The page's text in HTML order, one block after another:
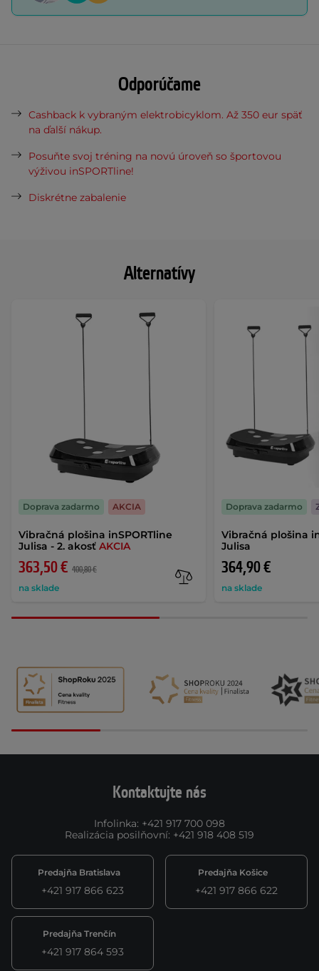
Alternatívy
Vibračná plošina inSPORTline
Julisa - 2. akosť AKCIA
363,50 € 400,80 €
na sklade
Doprava zadarmo AKCIA
Vibračná plošina
Julisa
364,90 €
na sklade
Doprava zadarmo
Odporúčame
Cashback k vybraným elektrobicyklom. Až 350 eur späť
na ďalší nákup.
Posuňte svoj tréning na novú úroveň so športovou
výživou inSPORTline!
Diskrétne zabalenie
Kontaktujte nás
Infolinka: +421 917 700 098
Realizácia posilňovní: +421 918 408 519
Predajňa Bratislava
+421 917 866 623
Predajňa Košice
+421 917 866 622
Predajňa Trenčín
+421 917 864 593